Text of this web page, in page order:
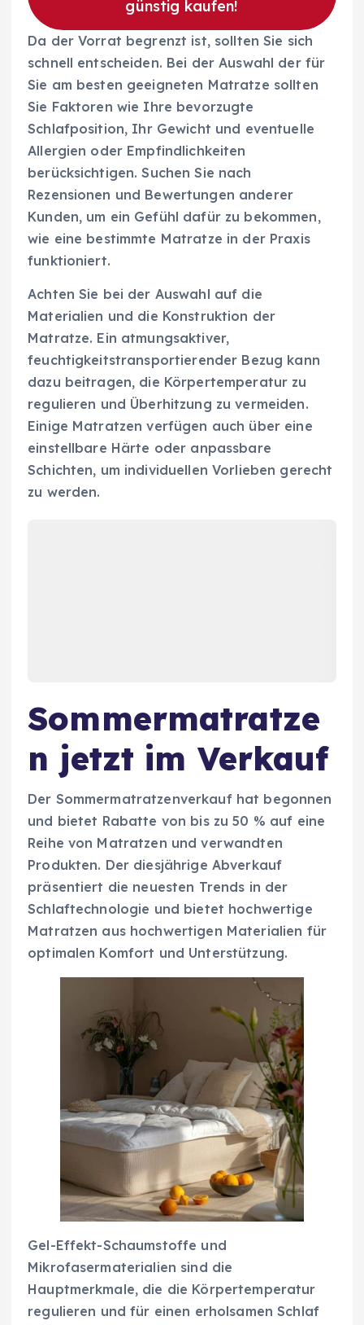
günstig kaufen!
Da der Vorrat begrenzt ist, sollten Sie sich
schnell entscheiden. Bei der Auswahl der für
Sie am besten geeigneten Matratze sollten
Sie Faktoren wie Ihre bevorzugte
Schlafposition, Ihr Gewicht und eventuelle
Allergien oder Empfindlichkeiten
berücksichtigen. Suchen Sie nach
Rezensionen und Bewertungen anderer
Kunden, um ein Gefühl dafür zu bekommen,
wie eine bestimmte Matratze in der Praxis
funktioniert.
Achten Sie bei der Auswahl auf die
Materialien und die Konstruktion der
Matratze. Ein atmungsaktiver,
feuchtigkeitstransportierender Bezug kann
dazu beitragen, die Körpertemperatur zu
regulieren und Überhitzung zu vermeiden.
Einige Matratzen verfügen auch über eine
einstellbare Härte oder anpassbare
Schichten, um individuellen Vorlieben gerecht
zu werden.
Sommermatratze
n jetzt im Verkauf
Der Sommermatratzenverkauf hat begonnen
und bietet Rabatte von bis zu 50 % auf eine
Reihe von Matratzen und verwandten
Produkten. Der diesjährige Abverkauf
präsentiert die neuesten Trends in der
Schlaftechnologie und bietet hochwertige
Matratzen aus hochwertigen Materialien für
optimalen Komfort und Unterstützung.
Gel-Effekt-Schaumstoffe und
Mikrofasermaterialien sind die
Hauptmerkmale, die die Körpertemperatur
regulieren und für einen erholsamen Schlaf